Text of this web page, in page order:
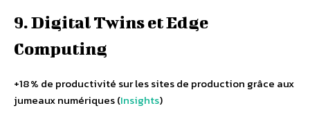
9. Digital Twins et Edge
Computing
+18 % de productivité sur les sites de production grâce aux
jumeaux numériques (Insights)